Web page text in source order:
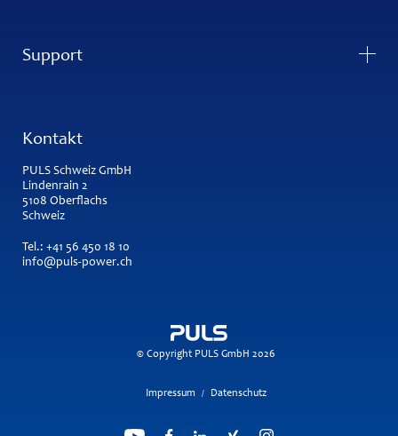
Support
Kontakt
PULS Schweiz GmbH
Lindenrain 2
5108 Oberflachs
Schweiz
Tel.: +41 56 450 18 10
info@puls-power.ch
© Copyright PULS GmbH 2026
Impressum / Datenschutz